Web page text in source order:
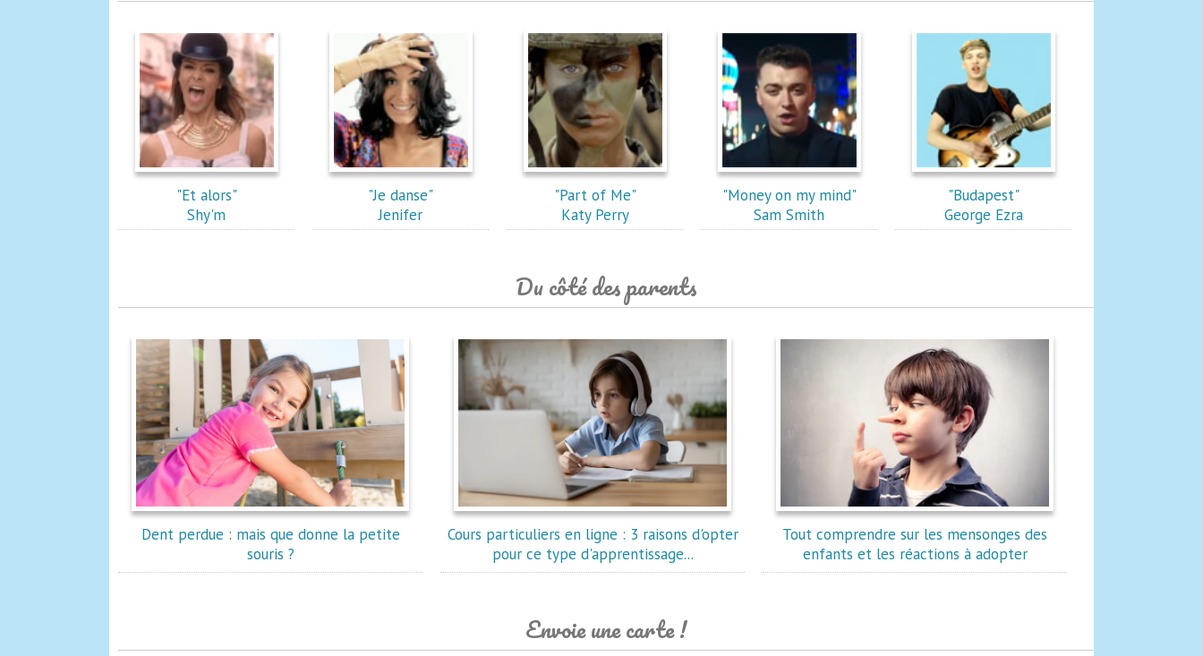
"Et alors"
Shy'm
"Je danse"
Jenifer
"Part of Me"
Katy Perry
"Money on my mind"
Sam Smith
"Budapest"
George Ezra
Du côté des parents
Dent perdue : mais que donne la petite
souris ?
Cours particuliers en ligne : 3 raisons d'opter
pour ce type d'apprentissage...
Tout comprendre sur les mensonges des
enfants et les réactions à adopter
Envoie une carte !